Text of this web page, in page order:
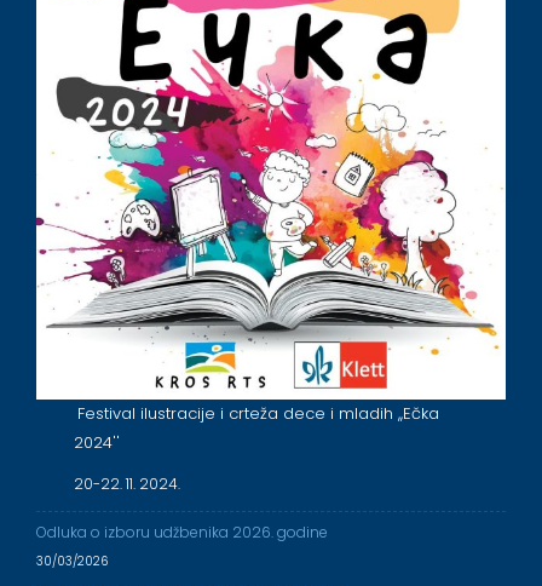
Festival ilustracije i crteža dece i mladih ,,Ečka
2024''
20-22. 11. 2024.
Odluka o izboru udžbenika 2026. godine
30/03/2026